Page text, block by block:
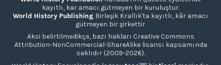
kayıtlı, kar amacı gütmeyen bir kuruluştur.
World History Publishing Birleşik Krallık'ta kayıtlı, kâr amacı
gütmeyen bir şirkettir.
Aksi belirtilmedikçe, bazı hakları Creative Commons
Attribution-NonCommercial-ShareAlike lisansı kapsamında
saklıdır (2009-2026).